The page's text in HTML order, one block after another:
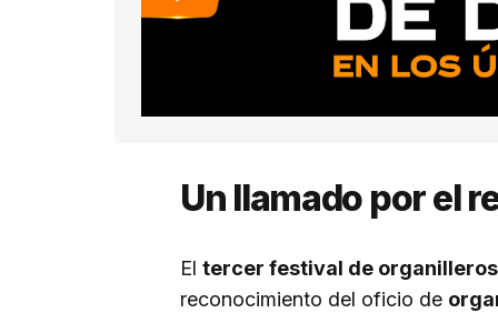
Un llamado por el
El tercer festival de organilleros
reconocimiento del oficio de